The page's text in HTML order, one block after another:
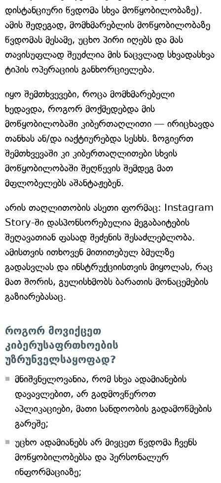
დისტანციური წვდომა სხვა მოწყობილობაზე).
ამის შედეგად, მომხმარებლის მოწყობილობაზე
წვდომას მესამე, უცხო პირი იღებს და მას
თავისუფლად შეუძლია მის ნაცვლად სხვადასხვა
ტიპის ოპერაციის განხორციელება.
იყო შემთხვევები, როცა მომხმარებელი
ხედავდა, როგორ მოქმედებდა მის
მოწყობილობაში კიბერთაღლითი — ირიცხავდა
თანხას ან/და იაქტიურებდა სესხს. ზოგიერთ
შემთხვევაში კი კიბერთაღლითები სხვის
მოწყობილობაში შეღწევის შემდეგ მათ
მფლობელებს აშანტაჟებენ.
არის თაღლითობის ასეთი ფორმაც: Instagram
Story-ში დასპონსორებულია მეგაბაიტების
შეღავათიან ფასად შეძენის შესაძლებლობა.
ამისთვის ითხოვენ მითითებულ ბმულზე
გადასვლას და ინსტრუქციისთვის მიყოლას, რაც
მათ შორის, გულისხმობს ბარათის მონაცემების
გაზიარებასაც.
როგორ მოვიქცეთ
კიბერუსაფრთხოების
უზრუნველსაყოფად?
მნიშვნელოვანია, რომ სხვა ადამიანების
დავავლებით, არ გადმოვწეროთ
აპლიკაციები, მათი სანდოობის გადამოწმების
გარეშე;
უცხო ადამიანებს არ მივცეთ წვდომა ჩვენს
მოწყობილობებსა და პერსონალურ
ინფორმაციაზე;